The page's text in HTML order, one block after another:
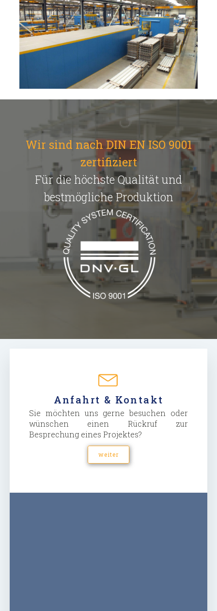
Wir sind nach DIN EN ISO 9001
zertifiziert
Für die höchste Qualität und
bestmögliche Produktion
Anfahrt & Kontakt
Sie möchten uns gerne besuchen oder
wünschen einen Rückruf zur
Besprechung eines Projektes?
weiter